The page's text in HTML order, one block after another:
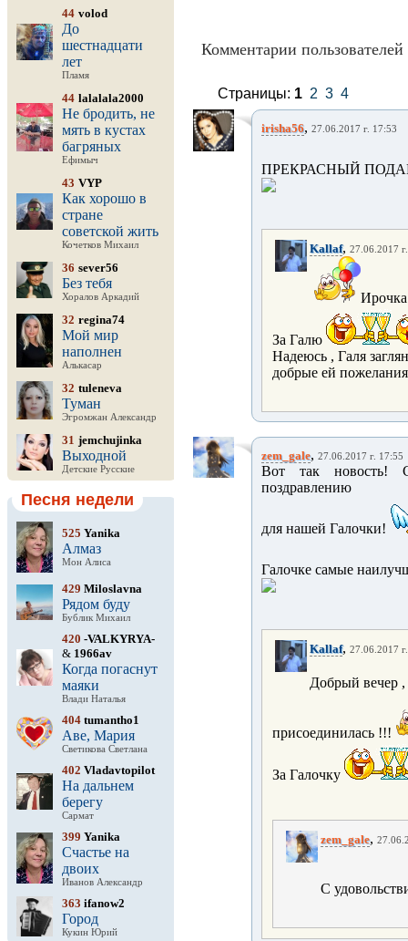
44 volod
До
шестнадцати
лет
Пламя
44 lalalala2000
Не бродить, не
мять в кустах
багряных
Ефимыч
43 VYP
Как хорошо в
стране
советской жить
Кочетков Михаил
36 sever56
Без тебя
Хоралов Аркадий
32 regina74
Мой мир
наполнен
Алькасар
32 tuleneva
Туман
Эгромжан Александр
31 jemchujinka
Выходной
Детские Русские
Песня недели
525 Yanika
Алмаз
Мон Алиса
429 Miloslavna
Рядом буду
Бублик Михаил
420 -VALKYRYA-
& 1966av
Когда погаснут
маяки
Влади Наталья
404 tumantho1
Аве, Мария
Светикова Светлана
402 Vladavtopilot
На дальнем
берегу
Сармат
399 Yanika
Счастье на
двоих
Иванов Александр
363 ifanow2
Город
Кукин Юрий
Комментарии пользователей
Страницы: 1 2 3 4
irisha56, 27.06.2017 г. 17:53
ПРЕКРАСНЫЙ
Kallaf, 27.06.2017
За Галю
Надеюсь , Галя
добрые ей
zem_gale, 27.06.2017 г. 17:55
Вот так новость! С
поздравлению
для нашей Галочки!
Галочке самые
Kallaf, 27.06.2017
Добрый вечер
присоединилась !!!
За Галочку
zem_gale,
С